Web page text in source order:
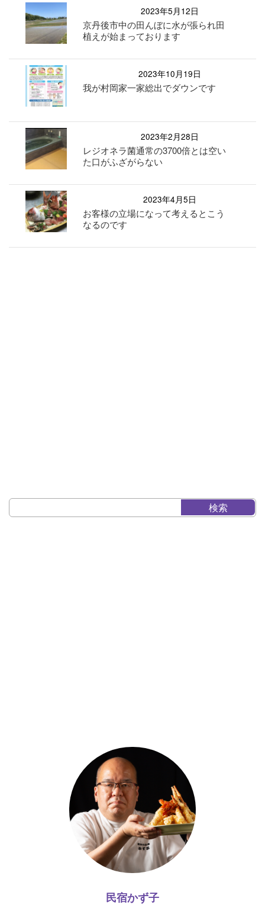
2023年5月12日
京丹後市中の田んぼに水が張られ田
植えが始まっております
2023年10月19日
我が村岡家一家総出でダウンです
2023年2月28日
レジオネラ菌通常の3700倍とは空い
た口がふざがらない
2023年4月5日
お客様の立場になって考えるとこう
なるのです
民宿かず子